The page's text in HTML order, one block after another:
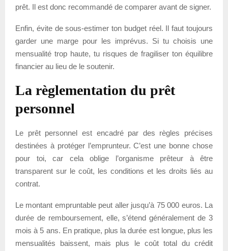
prêt. Il est donc recommandé de comparer avant de signer.
Enfin, évite de sous-estimer ton budget réel. Il faut toujours
garder une marge pour les imprévus. Si tu choisis une
mensualité trop haute, tu risques de fragiliser ton équilibre
financier au lieu de le soutenir.
La règlementation du prêt
personnel
Le prêt personnel est encadré par des règles précises
destinées à protéger l’emprunteur. C’est une bonne chose
pour toi, car cela oblige l’organisme prêteur à être
transparent sur le coût, les conditions et les droits liés au
contrat.
Le montant empruntable peut aller jusqu’à 75 000 euros. La
durée de remboursement, elle, s’étend généralement de 3
mois à 5 ans. En pratique, plus la durée est longue, plus les
mensualités baissent, mais plus le coût total du crédit